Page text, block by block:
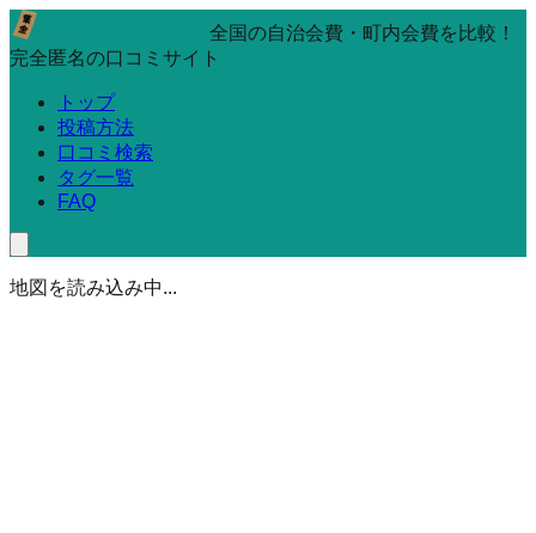
全国の自治会費・町内会費を比較！
完全匿名の口コミサイト
トップ
投稿方法
口コミ検索
タグ一覧
FAQ
地図を読み込み中...